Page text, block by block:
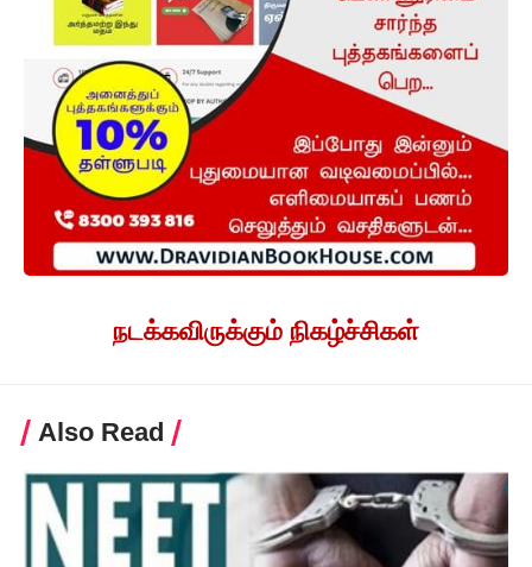
நடக்கவிருக்கும் நிகழ்ச்சிகள்
Also Read